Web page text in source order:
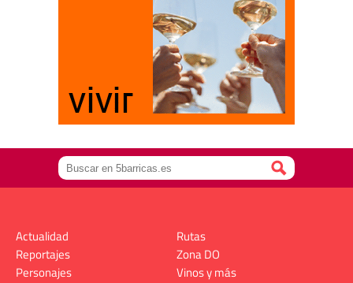
Actualidad
Reportajes
Personajes
Rutas
Zona DO
Vinos y más